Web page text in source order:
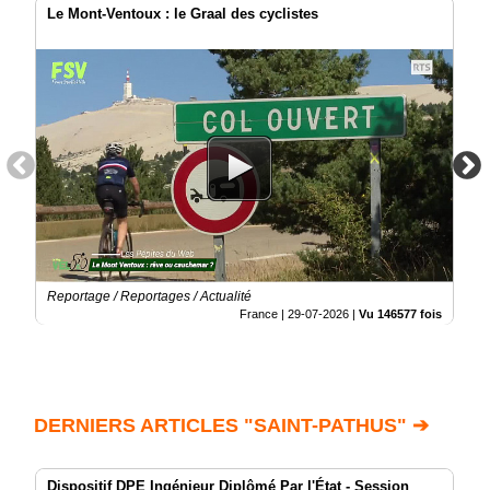
Le Mont-Ventoux : le Graal des cyclistes
Reportage / Reportages / Actualité
France | 29-07-2026 | Vu 146577 fois
DERNIERS ARTICLES "SAINT-PATHUS" ➔
Dispositif DPE Ingénieur Diplômé Par l'État - Session